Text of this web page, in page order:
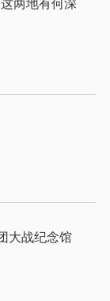
两地有何深
第一观察｜“七七”这一天，总书记来到百团大战纪念馆